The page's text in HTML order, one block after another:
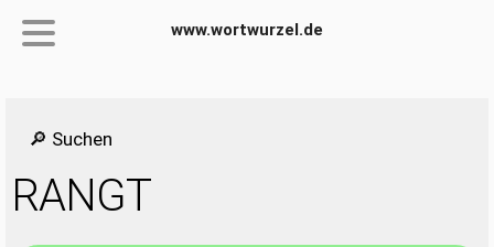
www.wortwurzel.de
🔎 Suchen
RANGT